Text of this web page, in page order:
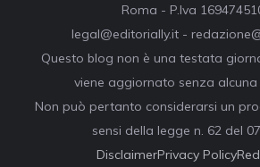
Roma - P.Iva
legal@editorially.it -
Questo blog non è una testata
viene aggiornato senza
Non può pertanto considerarsi un
sensi della legge n. 62 del
DisclaimerPrivacy Policy